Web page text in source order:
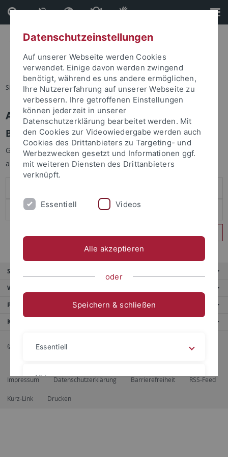
Direkt
zum
Inhalt
Direkt
zur
Fußleiste
Sie sind hier: Startseite
Anmelden
Benutzeranmeldung
Geben Sie Ihren Benutzernamen und Ihr Passwort an um sich
anzumelden:
Service
Weitere Angebote
Portale
Kontaktinfo
© 2026 Eberhard Karls Universität Tübingen, Tübingen
Impressum Datenschutzerklärung Barrierefreiheit RSS-Feed
Kurz-Link Drucken
Datenschutzeinstellungen
Auf unserer Webseite werden Cookies
verwendet. Einige davon werden zwingend
benötigt, während es uns andere ermöglichen,
Ihre Nutzererfahrung auf unserer Webseite zu
verbessern. Ihre getroffenen Einstellungen
können jederzeit in unserer
Datenschutzerklärung bearbeitet werden. Mit
den Cookies zur Videowiedergabe werden auch
Cookies des Drittanbieters zu Targeting- und
Werbezwecken gesetzt und Informationen ggf.
mit weiteren Diensten des Drittanbieters
verknüpft.
Essentiell Videos
Alle akzeptieren
oder
Speichern & schließen
Essentiell
Videos